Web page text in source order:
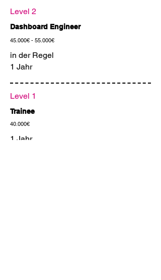
Level 2
Dashboard Engineer
45.000€ - 55.000€
in der Regel
1 Jahr
Level 1
Trainee
40.000€
1 Jahr